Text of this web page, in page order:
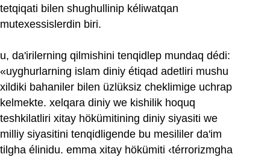
tetqiqati bilen shughullinip kéliwatqan
mutexessislerdin biri.
u, da'irilerning qilmishini tenqidlep mundaq dédi:
«uyghurlarning islam diniy étiqad adetliri mushu
xildiki bahaniler bilen üzlüksiz cheklimige uchrap
kelmekte. xelqara diniy we kishilik hoquq
teshkilatliri xitay hökümitining diniy siyasiti we
milliy siyasitini tenqidligende bu mesililer da'im
tilgha élinidu. emma xitay hökümiti ‹térrorizmgha